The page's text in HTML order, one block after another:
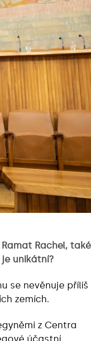
Rachel, také
unikátní?
se nevěnuje příliš
zemích.
z Centra